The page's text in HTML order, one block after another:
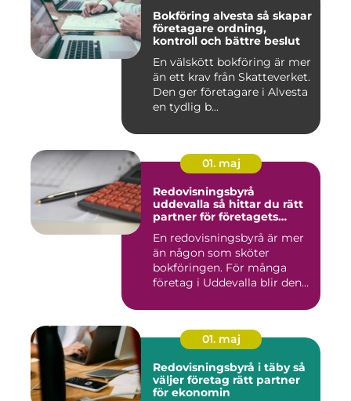
Bokföring alvesta så skapar
företagare ordning,
kontroll och bättre beslut
En välskött bokföring är mer
än ett krav från Skatteverket.
Den ger företagare i Alvesta
en tydlig b...
01. maj
Redovisningsbyrå
uddevalla så hittar du rätt
partner för företagets
En redovisningsbyrå är mer
än någon som sköter
bokföringen. För många
företag i Uddevalla blir den
01. maj
Redovisningsbyrå i täby så
väljer företag rätt partner
för ekonomin